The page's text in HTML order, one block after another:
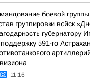
боевой
группировки войск
губернатору
591-го
11:16